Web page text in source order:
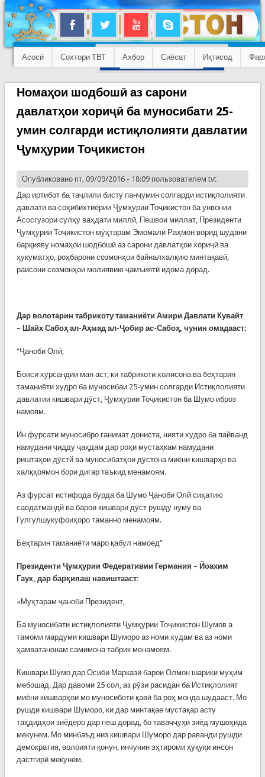
Асосӣ Сохтори ТВТ Ахбор Сиёсат Иқтисод
Номаҳои шодбошӣ аз сарони
давлатҳои хориҷӣ ба муносибати 25-
умин солгарди истиқлолияти давлатии
Ҷумҳурии Тоҷикистон
Опубликовано пт, 09/09/2016 - 18:09 пользователем tvt
Дар иртибот ба таҷлили бисту панҷумин солгарди истиқлолияти
давлатӣ ва соҳибихтиёрии Ҷумҳурии Тоҷикистон ба унвонии
Асосгузори сулҳу ваҳдати миллӣ, Пешвои миллат, Президенти
Ҷумҳурии Тоҷикистон мӯҳтарам Эмомалӣ Раҳмон ворид шудани
барқияву номаҳои шодбошӣ аз сарони давлатҳои хориҷӣ ва
ҳукуматҳо, роҳбарони созмонҳои байналхалқию минтақавӣ,
раисони созмонҳои молиявию ҷамъиятӣ идома дорад.
Дар волотарин табрикоту таманиёти Амири Давлати Кувайт
– Шайх Сабоҳ ал-Аҳмад ал-Ҷобир ас-Сабоҳ, чунин омадааст:
“Ҷаноби Олӣ,
Боиси хурсандии ман аст, ки табрикоти холисона ва беҳтарин
таманиёти худро ба муносибаи 25-умин солгарди Истиқлолияти
давлатии кишвари дӯст, Ҷумҳурии Тоҷикистон ба Шумо иброз
намоям.
Ин фурсати муносибро ғанимат дониста, нияти худро ба пайванд
намудани ҷидду ҷаҳдам дар роҳи мустаҳкам намудани
риштаҳои дӯстй ва муносибатҳои дӯстона миёни кишварҳо ва
халқҳоямон бори дигар таъкид менамоям.
Аз фурсат истифода бурда ба Шумо Ҷаноби Олй сиҳатию
саодатмандй ва барои кишвари дӯст рушду нуму ва
Гулгулшукуфоиҳоро таманно менамоям.
Беҳтарин таманиёти маро қабул намоед”
Президенти Ҷумҳурии Федеративии Германия – Йоахим
Гаук, дар барқияаш навиштааст:
«Муҳтарам ҷаноби Президент,
Ба муносибати истиқлолияти Ҷумҳурии Тоҷикистон Шумов а
тамоми мардуми кишвари Шуморо аз номи худам ва аз номи
ҳамватанонам самимона табрик менамоям.
Кишвари Шумо дар Осиёи Марказӣ барои Олмон шарики муҳим
мебошад. Дар давоми 25 сол, аз рӯзи расидан ба Истиқлолият
миёни кишварҳои мо муносиботи қавӣ ба роҳ монда шудааст. Мо
рушди кишвари Шуморо, ки дар минтақае мустақар асту
таҳдидҳои зиёдеро дар пеш дорад, бо таваҷҷуҳи зиёд мушоҳида
мекунем. Мо минбаъд низ кишвари Шуморо дар раванди рушди
демократия, волоияти қонун, инчунин эҳтироми ҳуқуқи инсон
дастгирӣ мекунем.